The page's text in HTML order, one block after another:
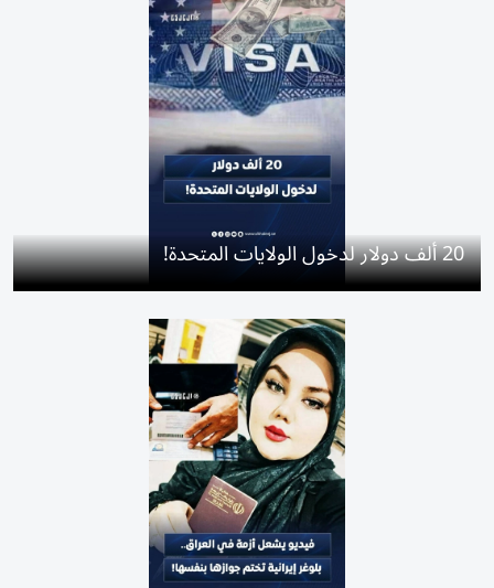
20 ألف دولار لدخول الولايات المتحدة!